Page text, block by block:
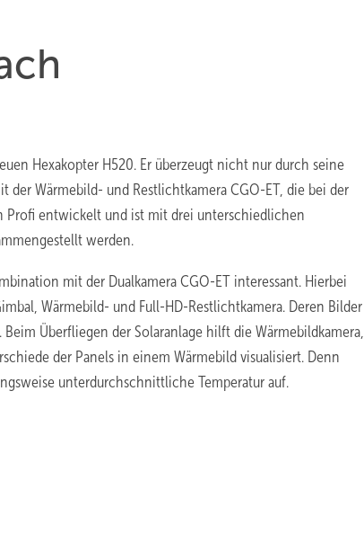
Hexakopter H520. Er überzeugt nicht nur durch seine
Wärmebild- und Restlichtkamera CGO-ET, die bei der
Profi entwickelt und ist mit drei unterschiedlichen
werden.
mit der Dualkamera CGO-ET interessant. Hierbei
Wärmebild- und Full-HD-Restlichtkamera. Deren Bilder
Überfliegen der Solaranlage hilft die Wärmebildkamera,
der Panels in einem Wärmebild visualisiert. Denn
unterdurchschnittliche Temperatur auf.